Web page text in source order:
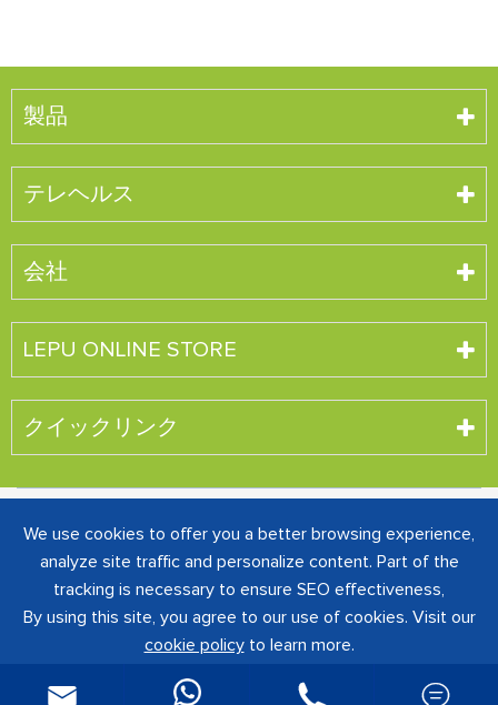
製品
テレヘルス
会社
LEPU ONLINE STORE
クイックリンク
著作権 ©SHENZHEN CREATIVE INDUSTRY CO., LTD.す
べての権利が予約されています。
粤ICP备16060242号-1
サイトマップ|プライバシー
  
We use cookies to offer you a better browsing experience,
analyze site traffic and personalize content. Part of the
tracking is necessary to ensure SEO effectiveness,
By using this site, you agree to our use of cookies. Visit our
cookie policyto learn more.
Reject Accept